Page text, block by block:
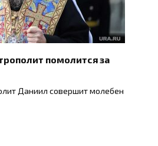
помолится за
Даниил совершит молебен